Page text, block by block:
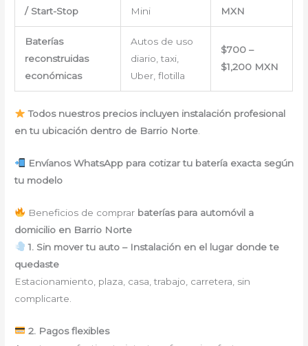
/ Start-Stop
Mini
MXN
Baterías
reconstruidas
económicas
Autos de uso
diario, taxi,
Uber, flotilla
$700 –
$1,200 MXN
Todos nuestros precios incluyen instalación profesional
en tu ubicación dentro de Barrio Norte
Envíanos WhatsApp para cotizar tu batería exacta según
tu modelo
Beneficios de comprar baterías para automóvil a
domicilio en Barrio Norte
1. Sin mover tu auto – Instalación en el lugar donde te
quedaste
Estacionamiento, plaza, casa, trabajo, carretera, sin
complicarte.
2. Pagos flexibles